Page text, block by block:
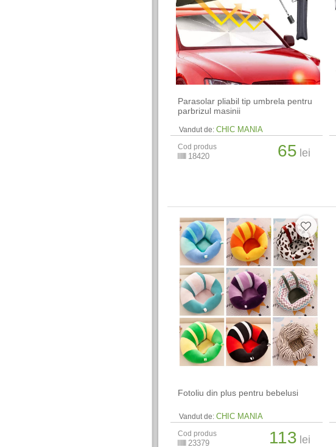
Parasolar pliabil tip umbrela pentru
parbrizul masinii
Vandut de: CHIC MANIA
Cod produs
18420 65 lei
Fotoliu din plus pentru bebelusi
Vandut de: CHIC MANIA
Cod produs
23379 113 lei